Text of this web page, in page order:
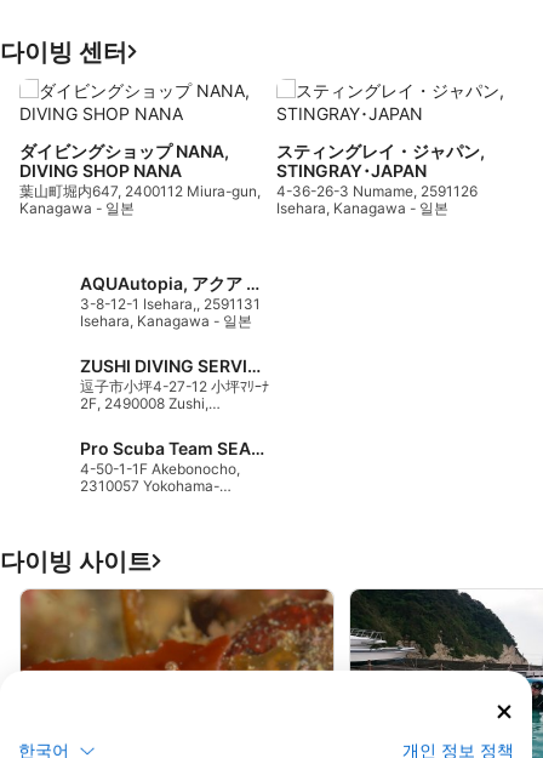
다이빙 센터
ダイビングショップ NANA,
DIVING SHOP NANA
葉山町堀内647, 2400112 Miura-gun,
Kanagawa - 일본
スティングレイ・ジャパン,
STINGRAY･JAPAN
4-36-26-3 Numame, 2591126
Isehara, Kanagawa - 일본
AQUAutopia, アクア ユートピア
3-8-12-1 Isehara,, 2591131
Isehara, Kanagawa - 일본
ZUSHI DIVING SERVICE, 逗子ダイビングサービス
逗子市小坪4-27-12 小坪ﾏﾘｰﾅ
2F, 2490008 Zushi,
Pro Scuba Team SEARays, プロスキューバチーム シーレイズ
4-50-1-1F Akebonocho,
2310057 Yokohama-
다이빙 사이트
한국어 개인 정보 정책